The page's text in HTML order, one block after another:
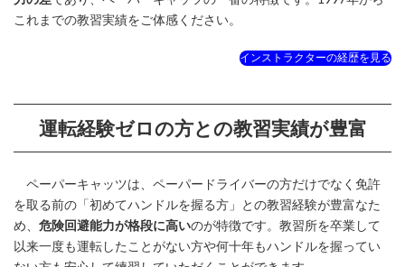
これまでの教習実績をご体感ください。
インストラクターの経歴を見る
運転経験ゼロの方との教習実績が豊富
ペーパーキャッツは、ペーパードライバーの方だけでなく免許
を取る前の「初めてハンドルを握る方」との教習経験が豊富なた
め、 危険回避能力が格段に高いのが特徴です。教習所を卒業して
以来一度も運転したことがない方や何十年もハンドルを握ってい